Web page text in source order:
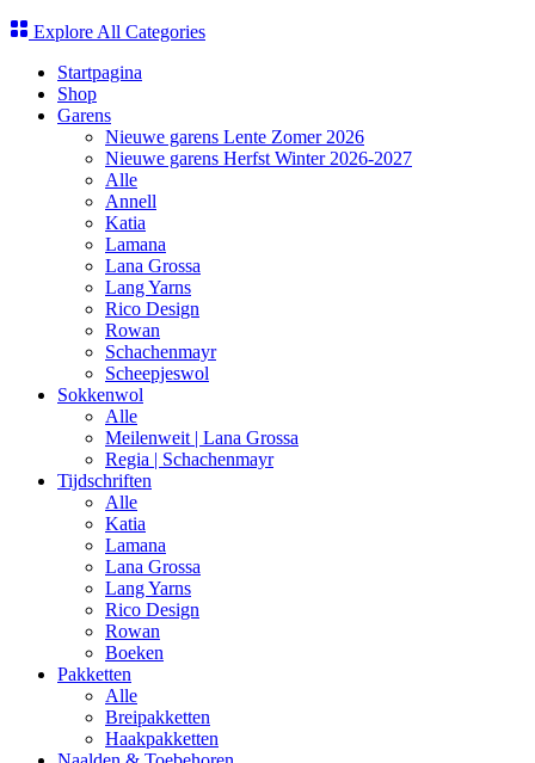
Explore All Categories
Startpagina
Shop
Garens
Nieuwe garens Lente Zomer 2026
Nieuwe garens Herfst Winter 2026-2027
Alle
Annell
Katia
Lamana
Lana Grossa
Lang Yarns
Rico Design
Rowan
Schachenmayr
Scheepjeswol
Sokkenwol
Alle
Meilenweit | Lana Grossa
Regia | Schachenmayr
Tijdschriften
Alle
Katia
Lamana
Lana Grossa
Lang Yarns
Rico Design
Rowan
Boeken
Pakketten
Alle
Breipakketten
Haakpakketten